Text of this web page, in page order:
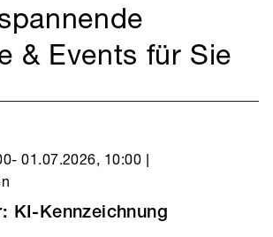
& Events für Sie
- 01.07.2026, 10:00 |
KI-Kennzeichnung